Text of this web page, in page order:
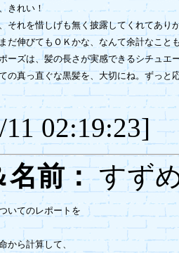
きれい！
それを惜しげも無く披露してくれてあり
だ伸びてもＯＫかな、なんて余計なこと
ーズは、髪の長さが実感できるシチュエ
の真っ直ぐな黒髪を、大切にね。ずっと
02:19:23]
名前：す
いてのレポートを
から計算して、